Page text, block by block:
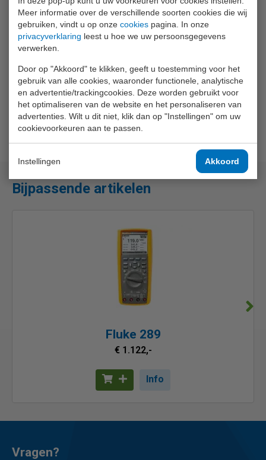
Meer informatie over de verschillende soorten cookies die wij
gebruiken, vindt u op onze cookies pagina. In onze
privacyverklaring leest u hoe we uw persoonsgegevens
verwerken.
Door op "Akkoord" te klikken, geeft u toestemming voor het
gebruik van alle cookies, waaronder functionele, analytische
en advertentie/trackingcookies. Deze worden gebruikt voor
het optimaliseren van de website en het personaliseren van
advertenties. Wilt u dit niet, klik dan op "Instellingen" om uw
cookievoorkeuren aan te passen.
Instellingen Akkoord
batterijen, waarmee het toestel 6 uur continu kan zenden.
Download hier de iOS App via de App Store
Download hier de Android App via Google Play Store
Bijpassende artikelen
Fluke 289
€ 1.122,-
Info
Vragen?